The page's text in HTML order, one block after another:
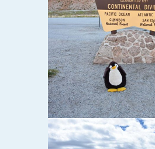
6. AUGUST 2014